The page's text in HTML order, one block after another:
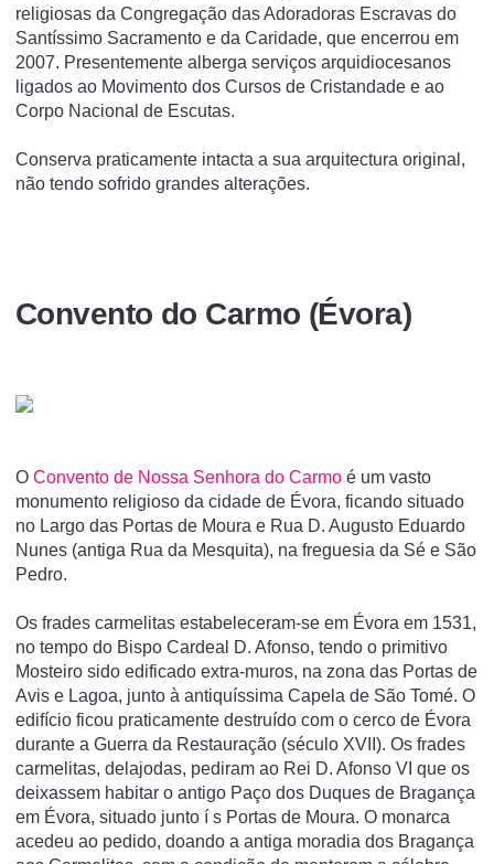
religiosas da Congregação das Adoradoras Escravas do
Santí­ssimo Sacramento e da Caridade, que encerrou em
2007. Presentemente alberga serviços arquidiocesanos
ligados ao Movimento dos Cursos de Cristandade e ao
Corpo Nacional de Escutas.
Conserva praticamente intacta a sua arquitectura original,
não tendo sofrido grandes alterações.
Convento do Carmo (Évora)
O Convento de Nossa Senhora do Carmo é um vasto
monumento religioso da cidade de Évora, ficando situado
no Largo das Portas de Moura e Rua D. Augusto Eduardo
Nunes (antiga Rua da Mesquita), na freguesia da Sé e São
Pedro.
Os frades carmelitas estabeleceram-se em Évora em 1531,
no tempo do Bispo Cardeal D. Afonso, tendo o primitivo
Mosteiro sido edificado extra-muros, na zona das Portas de
Avis e Lagoa, junto à antiquí­ssima Capela de São Tomé. O
edifí­cio ficou praticamente destruí­do com o cerco de Évora
durante a Guerra da Restauração (século XVII). Os frades
carmelitas, delajodas, pediram ao Rei D. Afonso VI que os
deixassem habitar o antigo Paço dos Duques de Bragança
em Évora, situado junto í s Portas de Moura. O monarca
acedeu ao pedido, doando a antiga moradia dos Bragança